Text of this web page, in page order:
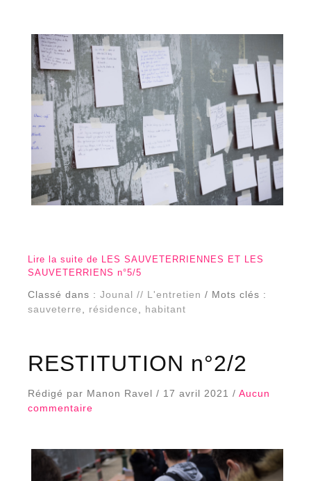
Lire la suite de LES SAUVETERRIENNES ET LES
SAUVETERRIENS n°5/5
Classé dans : Jounal // L'entretien / Mots clés :
sauveterre, résidence, habitant
RESTITUTION n°2/2
Rédigé par Manon Ravel / 17 avril 2021 / Aucun
commentaire